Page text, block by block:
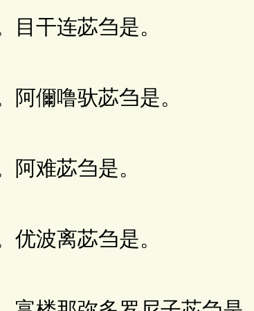
干连苾刍是。
儞噜驮苾刍是。
难苾刍是。
波离苾刍是。